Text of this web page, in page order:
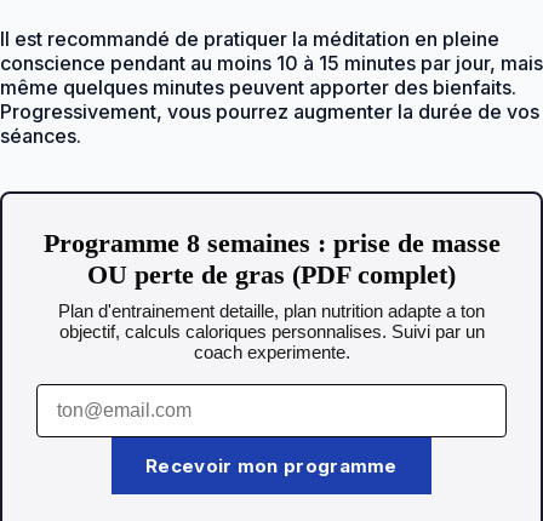
Il est recommandé de pratiquer la méditation en pleine
conscience pendant au moins 10 à 15 minutes par jour, mais
même quelques minutes peuvent apporter des bienfaits.
Progressivement, vous pourrez augmenter la durée de vos
séances.
Programme 8 semaines : prise de masse
OU perte de gras (PDF complet)
Plan d'entrainement detaille, plan nutrition adapte a ton
objectif, calculs caloriques personnalises. Suivi par un
coach experimente.
Recevoir mon programme